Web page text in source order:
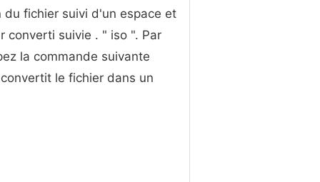
fichier suivi d'un espace et
converti suivie . " iso ". Par
la commande suivante
le fichier dans un